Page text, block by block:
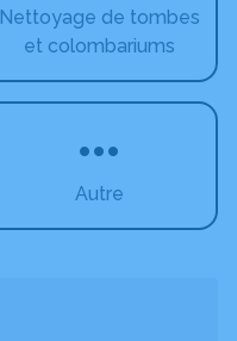
Nettoyage de tombes
et colombariums
Autre